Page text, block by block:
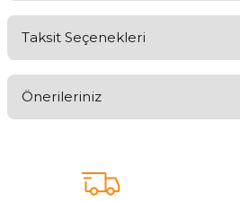
Taksit Seçenekleri
Önerileriniz
tarafımıza iletebilirsiniz.
Görüş ve önerileriniz için teşekkür ederiz.